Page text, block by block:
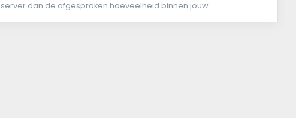
dan de afgesproken hoeveelheid binnen jouw...